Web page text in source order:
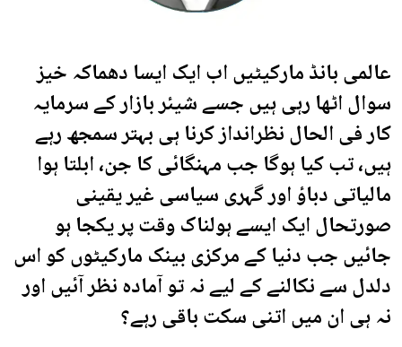
عالمی بانڈ مارکیٹیں اب ایک ایسا دھماکہ خیز
سوال اٹھا رہی ہیں جسے شیئر بازار کے سرمایہ
کار فی الحال نظرانداز کرنا ہی بہتر سمجھ رہے
ہیں، تب کیا ہوگا جب مہنگائی کا جن، ابلتا ہوا
مالیاتی دباؤ اور گہری سیاسی غیر یقینی
صورتحال ایک ایسے ہولناک وقت پر یکجا ہو
جائیں جب دنیا کے مرکزی بینک مارکیٹوں کو اس
دلدل سے نکالنے کے لیے نہ تو آمادہ نظر آئیں اور
نہ ہی ان میں اتنی سکت باقی رہے؟